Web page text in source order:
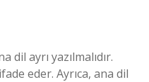
dil ayrı yazılmalıdır.
eder. Ayrıca, ana dil